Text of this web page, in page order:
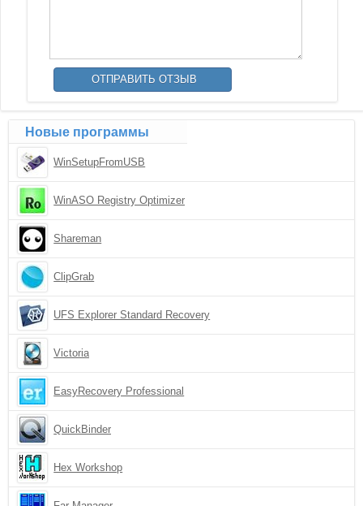
Новые программы
WinSetupFromUSB
WinASO Registry Optimizer
Shareman
ClipGrab
UFS Explorer Standard Recovery
Victoria
EasyRecovery Professional
QuickBinder
Hex Workshop